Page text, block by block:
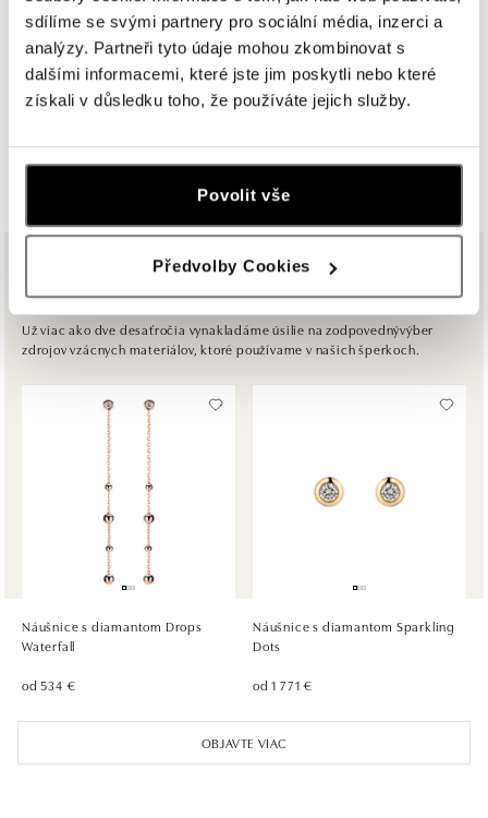
sdílíme se svými partnery pro sociální média, inzerci a
analýzy. Partneři tyto údaje mohou zkombinovat s
dalšími informacemi, které jste jim poskytli nebo které
získali v důsledku toho, že používáte jejich služby.
Povolit vše
Předvolby Cookies
HALADA OC Avion, Bratislava
Ivanská cesta 16, 821 04 Bratislava
tel.: +421 917 090 372
dnes otvorené od 10:00
HALADA OC Eurovea, Bratislava
Pribinova 8, 811 09 Bratislava
dnes otvorené od 10:00
ALOve OC Nový Smíchov, Praha 5
Plzeňská 8, 150 00 Praha 5 - Anděl
tel.: +420736509250
ALOve OC Olympia, Brno
U Dálnice 777, 664 42 Brno
tel.: +420604389337
dnes otvorené od 10:00
ALOve Westfield Černý most, Praha 9
Chlumecká 765/6, 198 19 Praha 9
dnes otvorené od 09:00
Roztylská 2321/19, 148 00 Praha 4 - Chodov
dnes otvorené od 09:00
ZOBRAZIŤ VŠETKY BUTIKY
Z rovnakej kolekcie
Už viac ako dve desaťročia vynakladáme úsilie na zodpovednývýber
zdrojov vzácnych materiálov, ktoré používame v našich šperkoch.
OBJAVTE VIAC
Náušnice s diamantom Drops
Waterfall
od 534 €
Náušnice s diamantom Sparkling
Dots
od 1 771 €